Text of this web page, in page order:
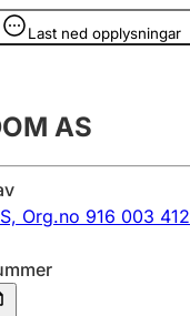
slette
Last ned opplysningar
AS
Org.no 916 003 412